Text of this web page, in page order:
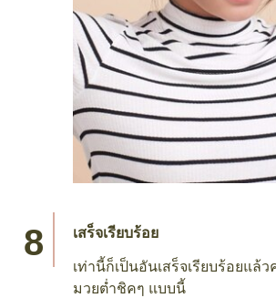
เสร็จเรียบร้อย
เท่านี้ก็เป็นอันเสร็จเรียบร้อยแล้
มวยต่ำชิคๆ แบบนี้